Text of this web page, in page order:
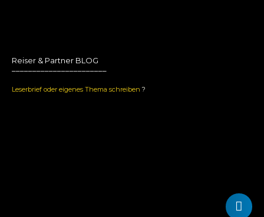
Reiser & Partner BLOG
Leserbrief oder eigenes Thema schreiben ?